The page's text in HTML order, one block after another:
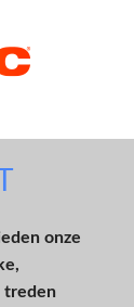
onze
treden